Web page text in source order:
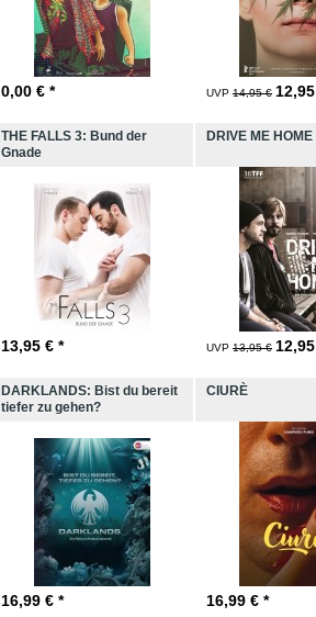
0,00 € * UVP 14,95 € 12,95
THE FALLS 3: Bund der
Gnade
13,95 € *
DRIVE ME HOME
UVP 13,95 € 12,95
DARKLANDS: Bist du bereit
tiefer zu gehen?
16,99 € *
CIURÈ
16,99 € *